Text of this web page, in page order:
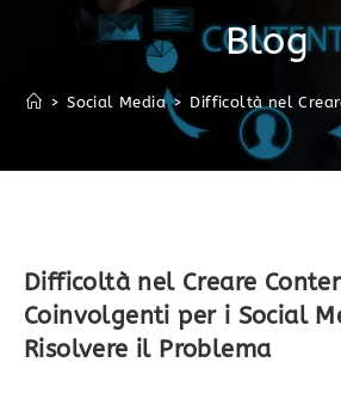
Blog
> Social Media > Difficoltà nel
Difficoltà nel Creare
Coinvolgenti per i Social
Risolvere il Problema